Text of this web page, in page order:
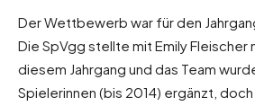
Der Wettbewerb war für den
Die SpVgg stellte mit Emily Fleischer
diesem Jahrgang und das Team
Spielerinnen (bis 2014) ergänzt,